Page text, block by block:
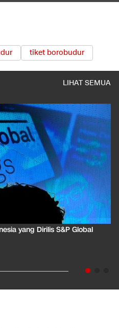
tiket borobudur
LIHAT SEMUA
yang Dirilis S&P Global